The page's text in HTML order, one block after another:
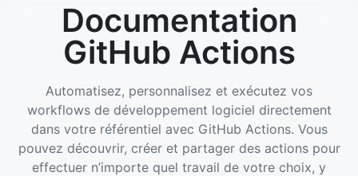
Documentation
GitHub Actions
Automatisez, personnalisez et exécutez vos
workflows de développement logiciel directement
dans votre référentiel avec GitHub Actions. Vous
pouvez découvrir, créer et partager des actions pour
effectuer n’importe quel travail de votre choix, y